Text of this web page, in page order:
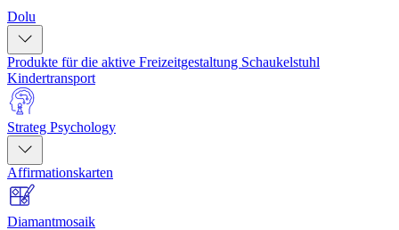
Dolu
Produkte für die aktive Freizeitgestaltung Schaukelstuhl
Kindertransport
Strateg Psychology
Affirmationskarten
Diamantmosaik